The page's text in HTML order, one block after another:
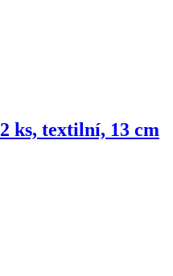
2 ks, textilní, 13 cm